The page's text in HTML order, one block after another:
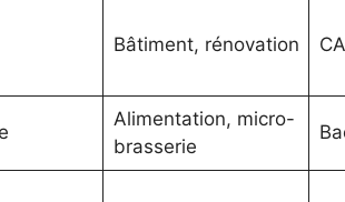
Bâtiment, rénovation
Alimentation, micro-
brasserie